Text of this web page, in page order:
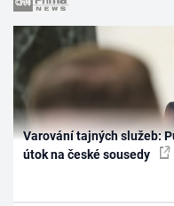
Varování tajných služeb:
útok na české sousedy